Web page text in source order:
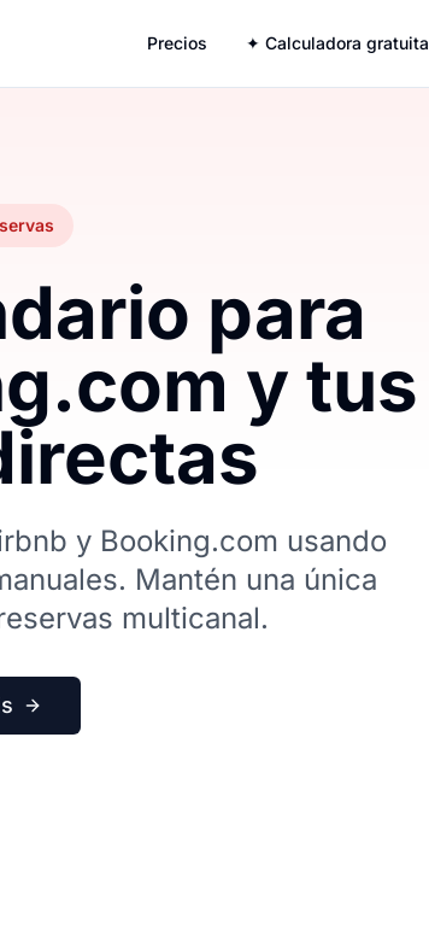
Precios ✦ Calculadora gratuita
para
y tus
y Booking.com usando
Mantén una única
multicanal.